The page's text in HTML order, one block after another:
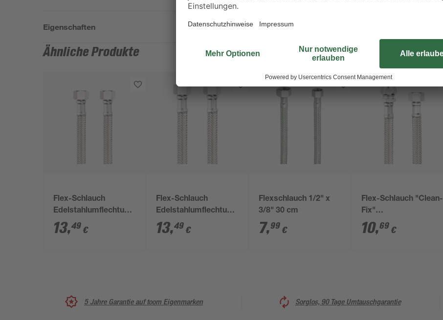
Eigenschaften
Ähnliche Produkte
Flex-Schlauch
Edelstahlumflechtung
50 cm 3/8"
13,49 €
Flex-Schlauch
Edelstahlumflechtung
50 cm 1/2"
13,49 €
Flexschlauch 1/2" x
3/8" 30 cm
7,99 €
Flex-Schlauch "Clean-
Fix"
Edelstahlumflechtung
3/8" x 3/8" x 30 cm
10,69 €
5 Jahre Garantie auf toom Eigenmarken Sorglos, 90 Tage Umtauschgarantie